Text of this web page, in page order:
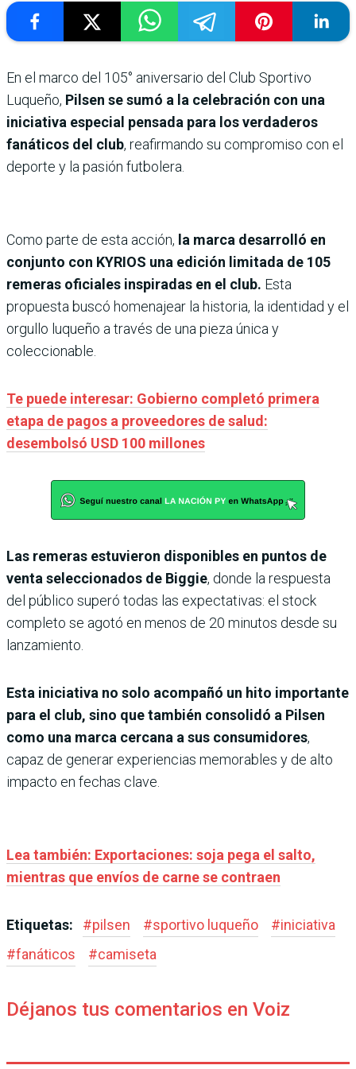
En el marco del 105° aniversario del Club Sportivo
Luqueño, Pilsen se sumó a la celebración con una
iniciativa especial pensada para los verdaderos
fanáticos del club, reafirmando su compromiso con el
deporte y la pasión futbolera.
Como parte de esta acción, la marca desarrolló en
conjunto con KYRIOS una edición limitada de 105
remeras oficiales inspiradas en el club. Esta
propuesta buscó homenajear la historia, la identidad y el
orgullo luqueño a través de una pieza única y
coleccionable.
Te puede interesar: Gobierno completó primera
etapa de pagos a proveedores de salud:
desembolsó USD 100 millones
Las remeras estuvieron disponibles en puntos de
venta seleccionados de Biggie, donde la respuesta
del público superó todas las expectativas: el stock
completo se agotó en menos de 20 minutos desde su
lanzamiento.
Esta iniciativa no solo acompañó un hito importante
para el club, sino que también consolidó a Pilsen
como una marca cercana a sus consumidores,
capaz de generar experiencias memorables y de alto
impacto en fechas clave.
Lea también: Exportaciones: soja pega el salto,
mientras que envíos de carne se contraen
Etiquetas: #pilsen #sportivo luqueño #iniciativa
#fanáticos #camiseta
Déjanos tus comentarios en Voiz